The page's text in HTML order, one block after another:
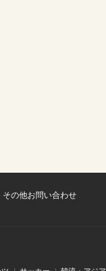
の他お問い合わせ